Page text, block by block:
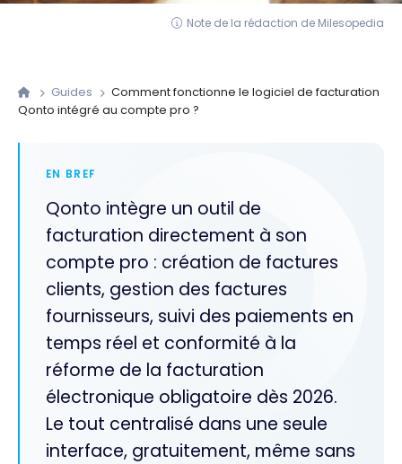
Note de la rédaction de Milesopedia
Guides
Comment fonctionne le logiciel de facturation
Qonto intégré au compte pro ?
EN BREF
Qonto intègre un outil de
facturation directement à son
compte pro : création de factures
clients, gestion des factures
fournisseurs, suivi des paiements en
temps réel et conformité à la
réforme de la facturation
électronique obligatoire dès 2026.
Le tout centralisé dans une seule
interface, gratuitement, même sans